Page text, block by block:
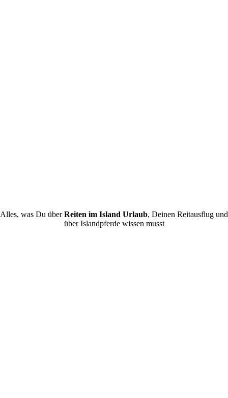
Alles, was Du überReiten im Island Urlaub, Deinen Reitausflug und
über Islandpferde wissen musst